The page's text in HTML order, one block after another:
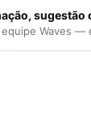
sugestão
Waves